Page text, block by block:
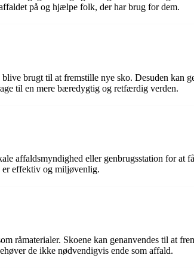
på og hjælpe folk, der har brug for dem.
brugt til at fremstille nye sko. Desuden kan
til en mere bæredygtig og retfærdig verden.
affaldsmyndighed eller genbrugsstation for at
er effektiv og miljøvenlig.
råmaterialer. Skoene kan genanvendes til at
de ikke nødvendigvis ende som affald.